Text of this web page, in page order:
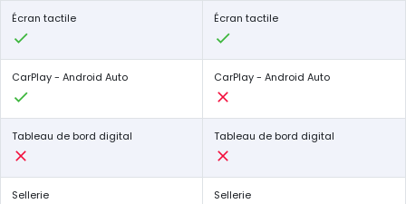
Écran tactile Écran tactile
CarPlay - Android Auto CarPlay - Android Auto
Tableau de bord digital Tableau de bord digital
Sellerie Sellerie